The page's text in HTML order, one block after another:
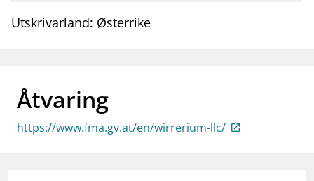
Finanstilsynets registre
businessOm Finanstilsynet
mail_outlineKontakt oss
Utskrivarland: Østerrike
Åtvaring
https://www.fma.gv.at/en/wirrerium-llc/